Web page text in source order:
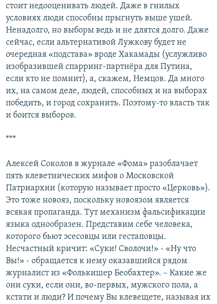
стоит недооценивать людей. Даже в гнилых
условиях люди способны прыгнуть выше ушей.
Ненадолго, но выборы ведь и не длятся долго. Даже
сейчас, если альтернативой Лужкову будет не
очередная «подстава» вроде Хакамады (услужливо
изобразившей спарринг-партнёра для Путина,
если кто не помнит), а, скажем, Немцов. Да много
их, на самом деле, людей, способных и на выборах
победить, и город сохранить. Поэтому-то власть так
и боится выборов.
***
Алексей Соколов в журнале «Фома» разоблачает
пять клеветнических мифов о Московской
Патриархии (которую называет просто «Церковь»).
Это тоже новояз, поскольку новоязом является
всякая пропаганда. Тут механизм фальсификации
языка однообразен. Представим себе человека,
которого бьют эсесовцы или гестаповцы.
Несчастный кричит: «Суки! Сволочи!» - «Ну что
Вы!» - обращается к нему оказавшийся рядом
журналист из «Фолькишер Беобахтер». – Какие же
они суки, если они, во-первых, мужского пола, а
кстати и люди? И почему Вы клевещете, называя их